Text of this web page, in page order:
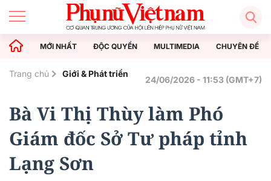
MỚI NHẤT ĐỘC QUYỀN MULTIMEDIA CHUYÊN ĐỀ
Trang chủ Giới & Phát triển
24/06/2026 - 11:53 (GMT+7)
Bà Vi Thị Thùy làm Phó
Giám đốc Sở Tư pháp tỉnh
Lạng Sơn